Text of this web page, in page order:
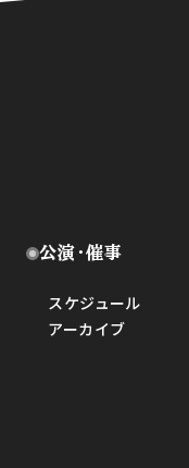
公演・催事
スケジュール
アーカイブ